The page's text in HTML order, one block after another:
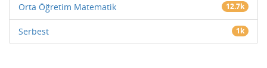
Orta Öğretim Matematik 12.7k
Serbest 1k